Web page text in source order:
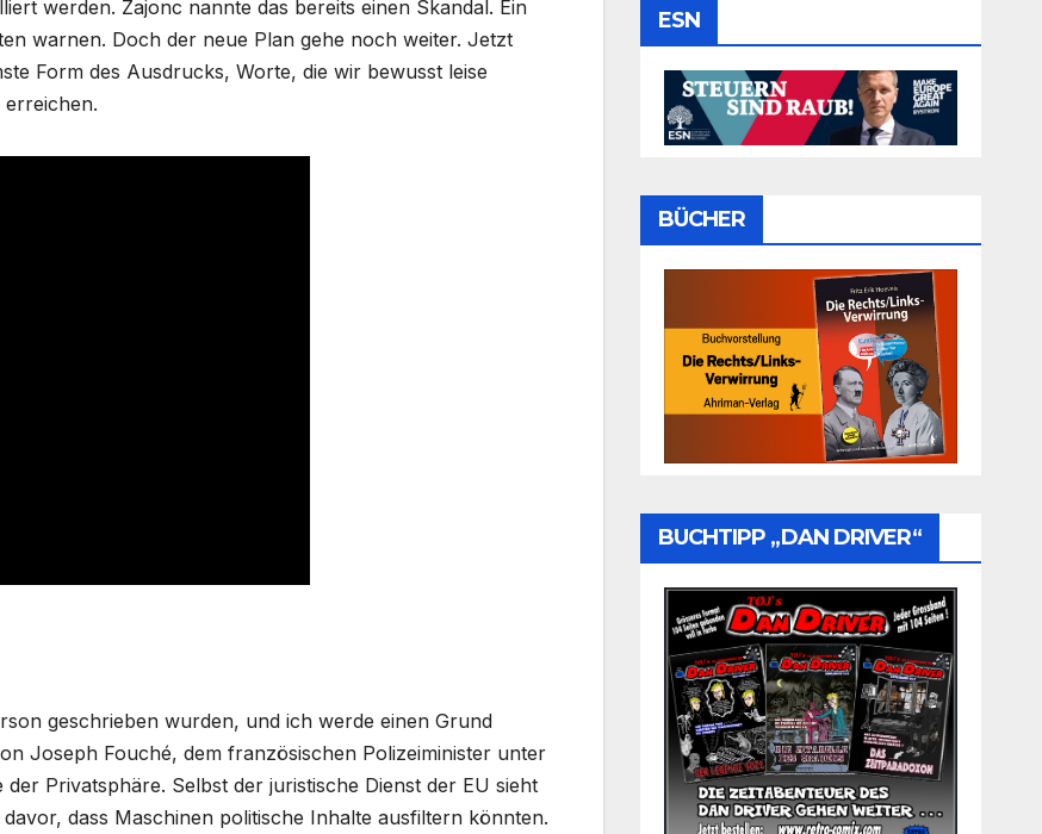
werden. Zajonc nannte das bereits einen Skandal. Ein
warnen. Doch der neue Plan gehe noch weiter. Jetzt
Form des Ausdrucks, Worte, die wir bewusst leise
erreichen.
geschrieben wurden, und ich werde einen Grund
Jo‎seph Fouché, dem französischen Polizeiminister unter
Privatsphäre. Selbst der juristische Dienst der EU sieht
dass Maschinen politische Inhalte ausfiltern könnten.
ESN
BÜCHER
BUCHTIPP „DAN DRIVER“